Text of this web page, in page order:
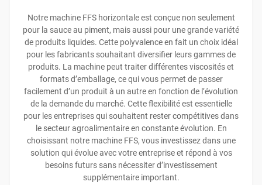
Notre machine FFS horizontale est conçue non seulement
pour la sauce au piment, mais aussi pour une grande variété
de produits liquides. Cette polyvalence en fait un choix idéal
pour les fabricants souhaitant diversifier leurs gammes de
produits. La machine peut traiter différentes viscosités et
formats d’emballage, ce qui vous permet de passer
facilement d’un produit à un autre en fonction de l’évolution
de la demande du marché. Cette flexibilité est essentielle
pour les entreprises qui souhaitent rester compétitives dans
le secteur agroalimentaire en constante évolution. En
choisissant notre machine FFS, vous investissez dans une
solution qui évolue avec votre entreprise et répond à vos
besoins futurs sans nécessiter d’investissement
supplémentaire important.